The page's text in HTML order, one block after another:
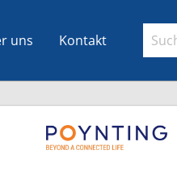
uns Kontakt